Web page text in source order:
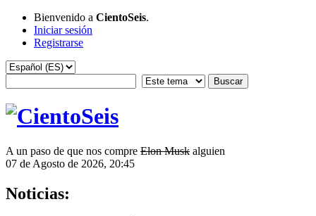
Bienvenido a CientoSeis.
Iniciar sesión
Registrarse
A un paso de que nos compre Elon Musk alguien
07 de Agosto de 2026, 20:45
Noticias: